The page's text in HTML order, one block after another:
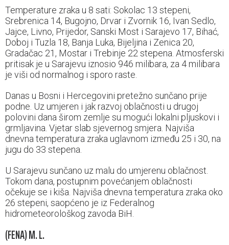
Temperature zraka u 8 sati: Sokolac 13 stepeni,
Srebrenica 14, Bugojno, Drvar i Zvornik 16, Ivan Sedlo,
Jajce, Livno, Prijedor, Sanski Most i Sarajevo 17, Bihać,
Doboj i Tuzla 18, Banja Luka, Bijeljina i Zenica 20,
Gradačac 21, Mostar i Trebinje 22 stepena. Atmosferski
pritisak je u Sarajevu iznosio 946 milibara, za 4 milibara
je viši od normalnog i sporo raste.
Danas u Bosni i Hercegovini pretežno sunčano prije
podne. Uz umjeren i jak razvoj oblačnosti u drugoj
polovini dana širom zemlje su mogući lokalni pljuskovi i
grmljavina. Vjetar slab sjevernog smjera. Najviša
dnevna temperatura zraka uglavnom između 25 i 30, na
jugu do 33 stepena.
U Sarajevu sunčano uz malu do umjerenu oblačnost.
Tokom dana, postupnim povećanjem oblačnosti
očekuje se i kiša. Najviša dnevna temperatura zraka oko
26 stepeni, saopćeno je iz Federalnog
hidrometeorološkog zavoda BiH.
(FENA) M. L.